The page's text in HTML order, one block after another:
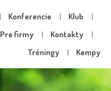
Konferencie
Klub
Pre firmy
Kontakty
Tréningy
Kempy